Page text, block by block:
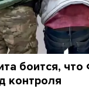
боится,
контроля